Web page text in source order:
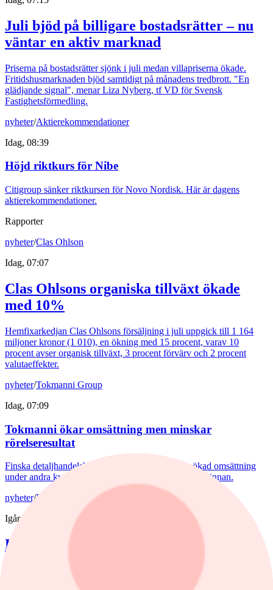
Juli bjöd på billigare bostadsrätter – nu
väntar en aktiv marknad
Priserna på bostadsrätter sjönk i juli medan villapriserna ökade.
Fritidshusmarknaden bjöd samtidigt på månadens tredbrott. "En
glädjande signal", menar Liza Nyberg, tf VD för Svensk
Fastighetsförmedling.
nyheter/Aktierekommendationer
Idag, 08:39
Höjd riktkurs för Nibe
Citigroup sänker riktkursen för Novo Nordisk. Här är dagens
aktierekommendationer.
Rapporter
nyheter/Clas Ohlson
Idag, 07:07
Clas Ohlsons organiska tillväxt ökade
med 10%
Hemfixarkedjan Clas Ohlsons försäljning i juli uppgick till 1 164
miljoner kronor (1 010), en ökning med 15 procent, varav 10
procent avser organisk tillväxt, 3 procent förvärv och 2 procent
valutaeffekter.
nyheter/Tokmanni Group
Idag, 07:09
Tokmanni ökar omsättning men minskar
rörelseresultat
Finska detaljhandelsbolaget Tokmanni redovisar ökad omsättning
under andra kvartalet jämfört med samma period året innan.
nyheter/Försvarsbolag
Igår, 17:03
Försvarsförvaltarna spår ny tillväxtfas:
De europeiska försvarsbolagen visar rekordstora orderböcker,